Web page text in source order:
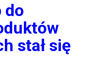
do
stał się